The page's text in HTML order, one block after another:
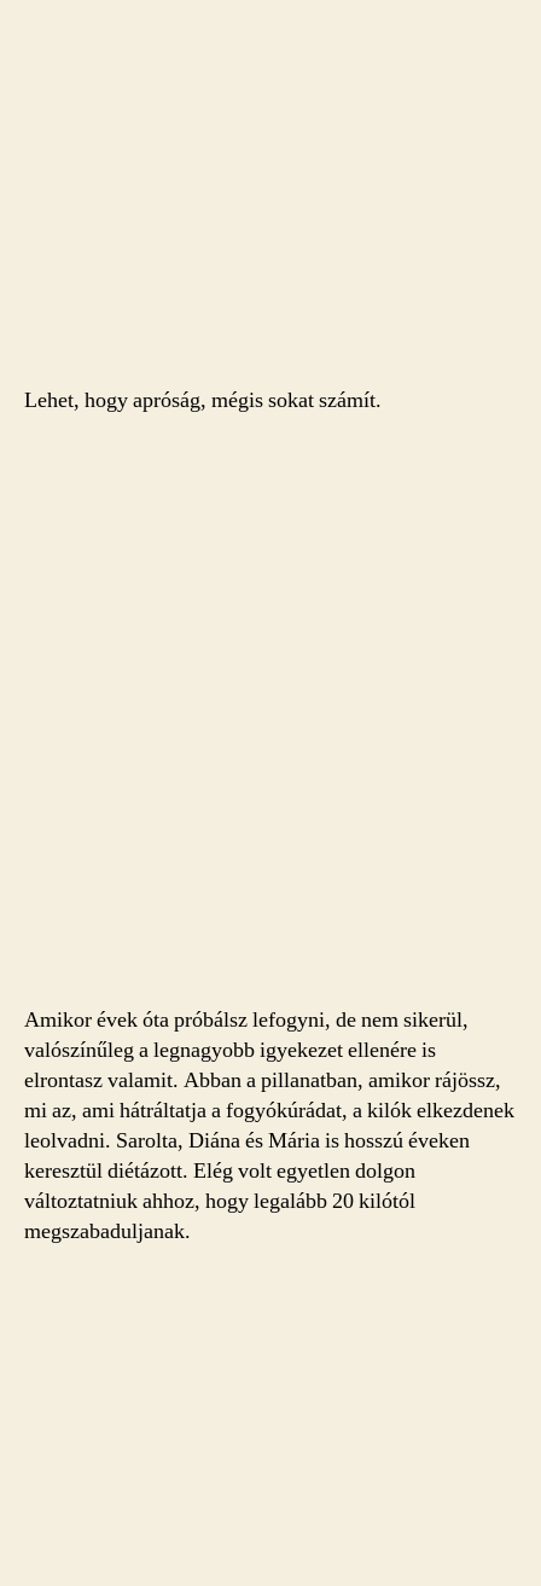
Lehet, hogy apróság, mégis sokat számít.
Amikor évek óta próbálsz lefogyni, de nem sikerül,
valószínűleg a legnagyobb igyekezet ellenére is
elrontasz valamit. Abban a pillanatban, amikor rájössz,
mi az, ami hátráltatja a fogyókúrádat, a kilók elkezdenek
leolvadni. Sarolta, Diána és Mária is hosszú éveken
keresztül diétázott. Elég volt egyetlen dolgon
változtatniuk ahhoz, hogy legalább 20 kilótól
megszabaduljanak.